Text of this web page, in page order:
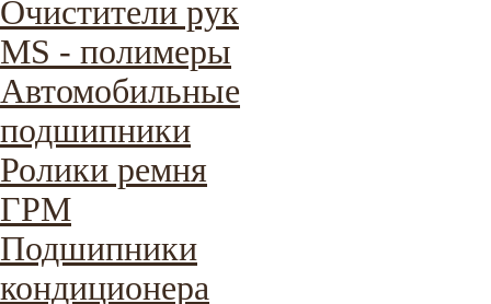
Очистители рук
MS - полимеры
Автомобильные
подшипники
Ролики ремня
ГРМ
Подшипники
кондиционера